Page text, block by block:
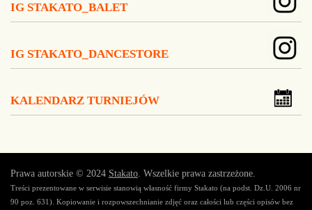
IG STAKATO_BALET
IG STAKATO_DANCESTORE
KALENDARZ TURNIEJÓW
Prawa autorskie © 2024 Stakato. Wszelkie prawa zastrzeżone.
Treści prezentowane w serwisie stanowią własność firmy Stakato (na podst. Dz.U. 2006 nr
90 poz. 631). Kopiowanie i rozpowszechnianie zdjęć oraz całości lub części opisów bez